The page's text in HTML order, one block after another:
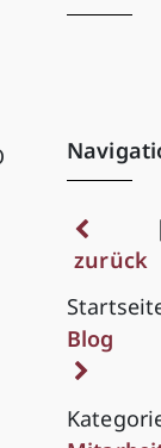
zurück
Blog